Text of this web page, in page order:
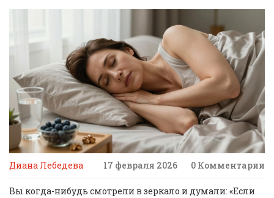
Диана Лебедева 17 февраля 2026 0 Комментарии
Вы когда-нибудь смотрели в зеркало и думали: «Если